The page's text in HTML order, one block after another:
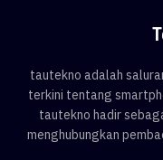
tautekno adalah
terkini tentang
tautekno hadir
menghubungkan